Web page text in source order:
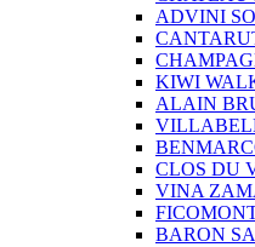
ADVINI
KIWI
ALAIN
CLOS DU
VINA
BARON